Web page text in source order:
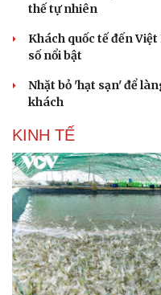
thế tự nhiên
Khách quốc tế đến
số nổi bật
Nhặt bỏ 'hạt sạn' để
khách
KINH TẾ